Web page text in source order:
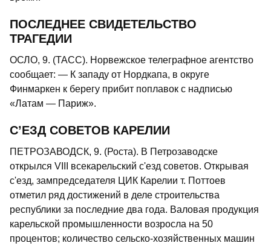
ПОСЛЕДНЕЕ СВИДЕТЕЛЬСТВО
ТРАГЕДИИ
ОСЛО, 9. (ТАСС). Норвежское телеграфное агентство
сообщает: — К западу от Нордкапа, в округе
Финмаркен к берегу прибит поплавок с надписью
«Латам — Париж».
С’ЕЗД СОВЕТОВ КАРЕЛИИ
ПЕТРОЗАВОДСК, 9. (Роста). В Петрозаводске
открылся VIII всекарельский с'езд советов. Открывая
с'езд, зампредседателя ЦИК Карелии т. Поттоев
отметил ряд достижений в деле строительства
республики за последние два года. Валовая продукция
карельской промышленности возросла на 50
процентов; количество сельско-хозяйственных машин